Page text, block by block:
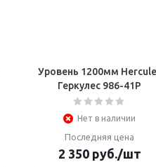
Уровень 1200мм
Геркулес 986-41Р
Нет в наличии
Последняя цена
2 350руб./шт